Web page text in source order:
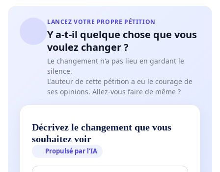
LANCEZ VOTRE PROPRE PÉTITION
Y a-t-il quelque chose que vous
voulez changer ?
Le changement n'a pas lieu en gardant le
silence.
L'auteur de cette pétition a eu le courage de
ses opinions. Allez-vous faire de même ?
Décrivez le changement que vous
souhaitez voir
Propulsé par l’IA